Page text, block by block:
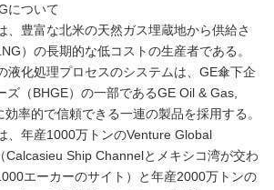
について
、豊富な北米の天然ガス埋蔵地から供給さ
）の長期的な低コストの生産者である。
液化処理プロセスのシステムは、GE傘下企
ズ（BHGE）の一部であるGE Oil & Gas,
率的で信頼できる一連の製品を採用する。
、年産1000万トンのVenture Global
Calcasieu Ship Channelとメキシコ湾が交わ
エーカーのサイト）と年産2000万トンの